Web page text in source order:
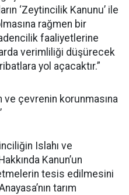
‘Zeytincilik Kanunu’ ile
rağmen bir
faaliyetlerine
verimliliği düşürecek
yol açacaktır.”
ve çevrenin korunmasına
Islahı ve
Kanun’un
tesis edilmesini
tarım